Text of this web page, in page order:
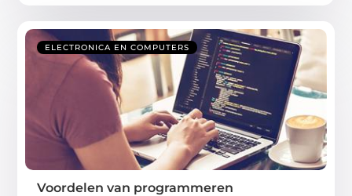
ELECTRONICA EN COMPUTERS
Voordelen van programmeren